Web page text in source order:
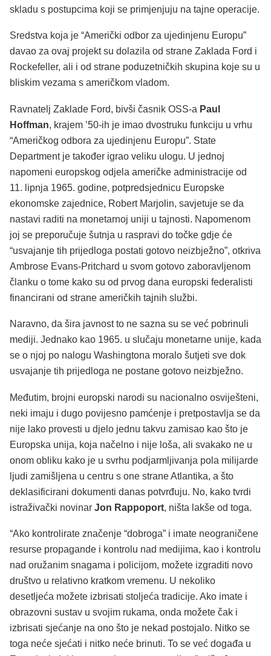
skladu s postupcima koji se primjenjuju na tajne operacije.
Sredstva koja je “Američki odbor za ujedinjenu Europu”
davao za ovaj projekt su dolazila od strane Zaklada Ford i
Rockefeller, ali i od strane poduzetničkih skupina koje su u
bliskim vezama s američkom vladom.
Ravnatelj Zaklade Ford, bivši časnik OSS-a Paul
Hoffman, krajem ’50-ih je imao dvostruku funkciju u vrhu
“Američkog odbora za ujedinjenu Europu”. State
Department je također igrao veliku ulogu. U jednoj
napomeni europskog odjela američke administracije od
11. lipnja 1965. godine, potpredsjednicu Europske
ekonomske zajednice, Robert Marjolin, savjetuje se da
nastavi raditi na monetarnoj uniji u tajnosti. Napomenom
joj se preporučuje šutnja u raspravi do točke gdje će
“usvajanje tih prijedloga postati gotovo neizbježno”, otkriva
Ambrose Evans-Pritchard u svom gotovo zaboravljenom
članku o tome kako su od prvog dana europski federalisti
financirani od strane američkih tajnih službi.
Naravno, da šira javnost to ne sazna su se već pobrinuli
mediji. Jednako kao 1965. u slučaju monetarne unije, kada
se o njoj po nalogu Washingtona moralo šutjeti sve dok
usvajanje tih prijedloga ne postane gotovo neizbježno.
Međutim, brojni europski narodi su nacionalno osviješteni,
neki imaju i dugo povijesno pamćenje i pretpostavlja se da
nije lako provesti u djelo jednu takvu zamisao kao što je
Europska unija, koja načelno i nije loša, ali svakako ne u
onom obliku kako je u svrhu podjarmljivanja pola milijarde
ljudi zamišljena u centru s one strane Atlantika, a što
deklasificirani dokumenti danas potvrđuju. No, kako tvrdi
istraživački novinar Jon Rappoport, ništa lakše od toga.
“Ako kontrolirate značenje “dobroga” i imate neograničene
resurse propagande i kontrolu nad medijima, kao i kontrolu
nad oružanim snagama i policijom, možete izgraditi novo
društvo u relativno kratkom vremenu. U nekoliko
desetljeća možete izbrisati stoljeća tradicije. Ako imate i
obrazovni sustav u svojim rukama, onda možete čak i
izbrisati sjećanje na ono što je nekad postojalo. Nitko se
toga neće sjećati i nitko neće brinuti. To se već događa u